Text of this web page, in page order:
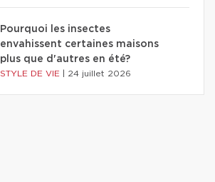
Pourquoi les insectes
envahissent certaines maisons
plus que d'autres en été?
STYLE DE VIE 24 juillet 2026